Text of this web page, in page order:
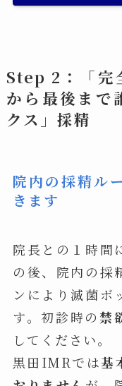
Step 2：「完
から最後まで
クス」採精
院内の採精ル
きます
院長との１時間
の後、院内の採
ンにより滅菌ボ
す。初診時の禁
してください。
黒田IMRでは基